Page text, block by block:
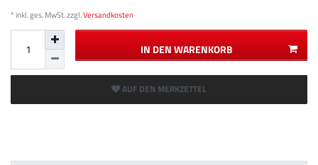
* inkl. ges. MwSt. zzgl.Versandkosten
IN DEN WARENKORB
AUF DEN MERKZETTEL